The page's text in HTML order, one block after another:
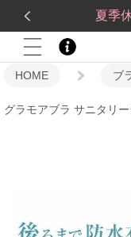
夏季
送料一律560円5,500
HOME ブ
グラモアブラ サニタリ